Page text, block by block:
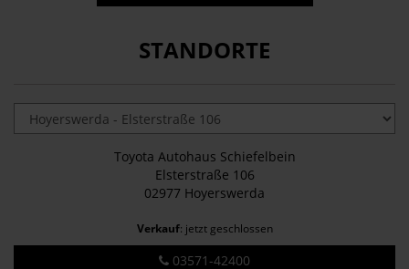
STANDORTE
Toyota Autohaus Schiefelbein
Elsterstraße 106
02977 Hoyerswerda
Verkauf: jetzt geschlossen
03571-42400